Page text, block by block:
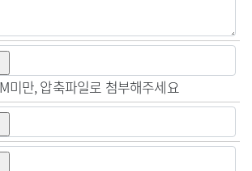
미만, 압축파일로 첨부해주세요